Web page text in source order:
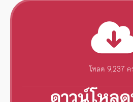
โหลด 9,237 ค